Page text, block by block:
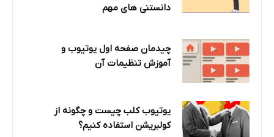
دانستنی های مهم
چیدمان صفحه اول یوتیوب و
آموزش تنظیمات آن
یوتیوب کلب چیست و چگونه از
کولبریشن استفاده کنیم؟